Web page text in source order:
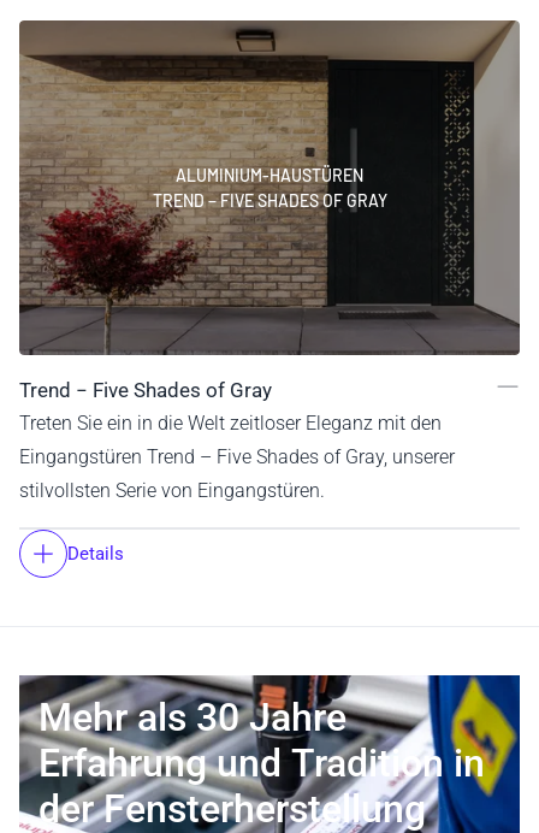
ALUMINIUM-HAUSTÜREN
TREND − FIVE SHADES OF GRAY
Trend − Five Shades of Gray
Treten Sie ein in die Welt zeitloser Eleganz mit den
Eingangstüren Trend – Five Shades of Gray, unserer
stilvollsten Serie von Eingangstüren.
Details
Mehr als 30 Jahre
Erfahrung und Tradition in
der Fensterherstellung